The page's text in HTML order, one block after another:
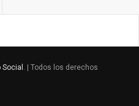
. | Todos los derechos